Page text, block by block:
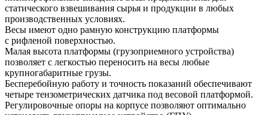
статического взвешивания сырья и продукции в любых
производственных условиях.
Весы имеют одно рамную конструкцию платформы
с рифленой поверхностью.
Малая высота платформы (грузоприемного устройства)
позволяет с легкостью переносить на весы любые
крупногабаритные грузы.
Бесперебойную работу и точность показаний обеспечивают
четыре тензометрических датчика под весовой платформой.
Регулировочные опоры на корпусе позволяют оптимально